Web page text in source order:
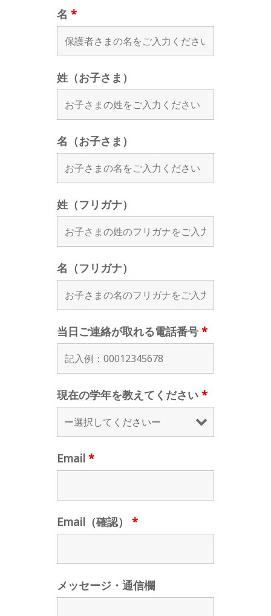
名 *
姓（お子さま）
名（お子さま）
姓（フリガナ）
名（フリガナ）
当日ご連絡が取れる電話番号 *
現在の学年を教えてください *
Email *
Email（確認） *
メッセージ・通信欄